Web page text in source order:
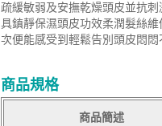
疏緩敏弱及安撫乾燥頭皮並抗
具鎮靜保濕頭皮功效柔潤髮絲
次便能感受到輕鬆告別頭皮悶
商品規格
商品簡述